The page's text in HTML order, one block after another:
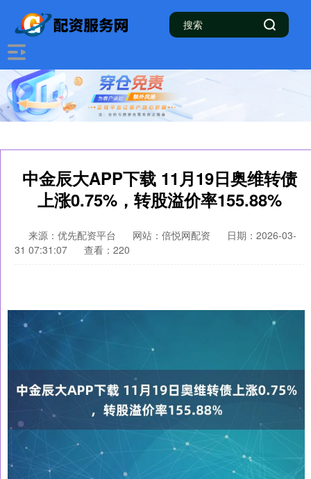
中金辰大APP下载 11月19日奥维转债
上涨0.75%，转股溢价率155.88%
来源：优先配资平台 网站：倍悦网配资
日期：2026-03-
31 07:31:07
查看：220